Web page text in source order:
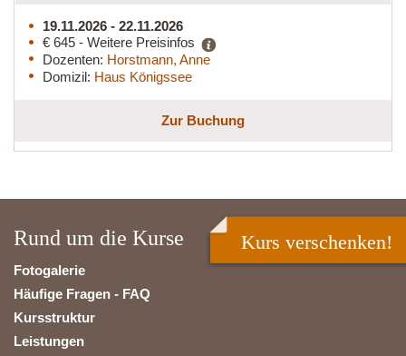
19.11.2026 - 22.11.2026
€ 645 - Weitere Preisinfos
Dozenten: Horstmann, Anne
Domizil: Haus Königssee
Zur Buchung
Rund um die Kurse
Fotogalerie
Häufige Fragen - FAQ
Kursstruktur
Leistungen
Kurs verschenken!